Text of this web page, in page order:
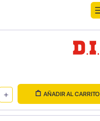
AÑADIR AL CARRITO